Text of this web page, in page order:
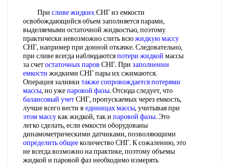
При сливе жидкихСНГ из емкости
освобождающийся объем заполняется парами,
выделяемыми остаточной жидкостью, поэтому
практически невозможно слить всюжидкую массу
СНГ, например при донной откачке. Следовательно,
при сливе всегда наблюдаютсяпотери жидкой массы
за счетостаточных паров СНГ. При заполнении
емкости жидкими СНГ пары их сжимаются.
Операция заливки также сопровождаетсяпотерями
массы, но ужепаровой фазы. Отсюда следует, что
балансовый учетСНГ, пропускаемых через емкость,
лучше всего вести в единицах массы, учитывая при
этом массукак жидкой, так и паровой фазы. Это
легко сделать, если емкости оборудованы
динамометрическими датчиками, позволяющими
определить общееколичество СНГ. К сожалению, это
не всегда возможно на практике, поэтому объемы
жидкой и паровой фаз необходимо измерять